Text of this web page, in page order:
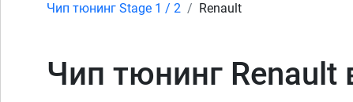
Чип тюнинг Stage 1 / 2 Renault
Чип тюнинг